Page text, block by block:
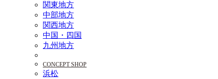
関東地方
中部地方
関西地方
中国・四国
九州地方
CONCEPT SHOP
浜松